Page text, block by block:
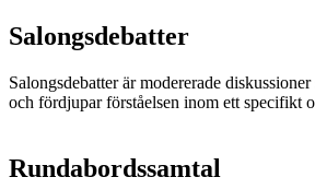
Salongsdebatter​
Salongsdebatter är modererade
och fördjupar förståelsen inom ett specifikt
Rundabordssamtal​